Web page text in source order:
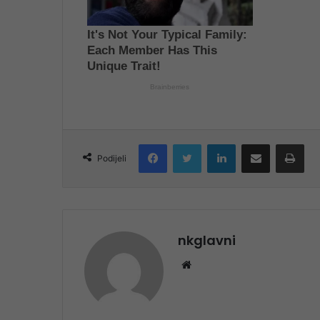
Podijeli
FacebookTwitter LinkedInShare via Email
nkglavni